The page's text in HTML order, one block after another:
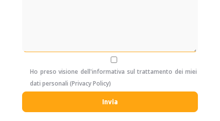
Ho preso visione dell'informativa sul trattamento dei miei
dati personali (Privacy Policy)